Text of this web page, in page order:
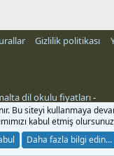
Gizlilik politikası
dil okulu fiyatları-
Bu siteyi kullanmaya
kabul etmiş
Daha fazla bilgi edin…